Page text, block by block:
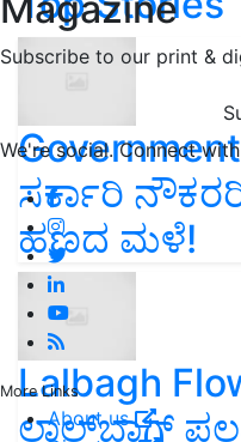
Subscribe to our print &
We're social. Connect
More Links
About us
ಸರ್ಕಾರಿ
ಹಣದ ಮಳೆ!
Lalbagh
ಲಾಲ್‌ಬಾಗ್